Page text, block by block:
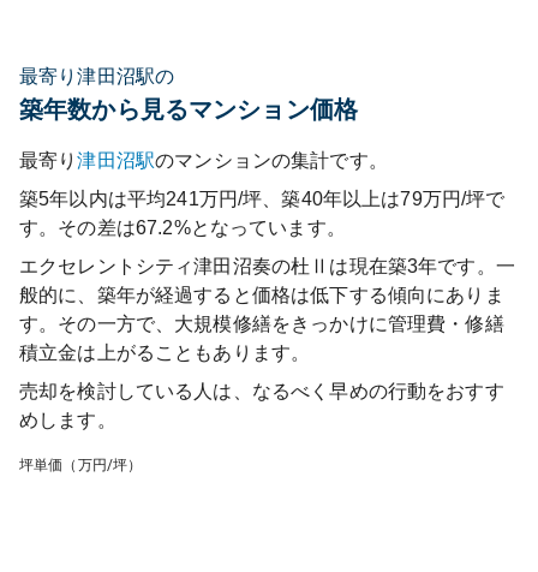
最寄り津田沼駅の
築年数から見るマンション価格
最寄り津田沼駅のマンションの集計です。
築5年以内は平均241万円/坪、築40年以上は79万円/坪で
す。その差は67.2%となっています。
エクセレントシティ津田沼奏の杜Ⅱ は現在築3年です。一
般的に、築年が経過すると価格は低下する傾向にありま
す。その一方で、大規模修繕をきっかけに管理費・修繕
積立金は上がることもあります。
売却を検討している人は、なるべく早めの行動をおすす
めします。
坪単価（万円/坪）